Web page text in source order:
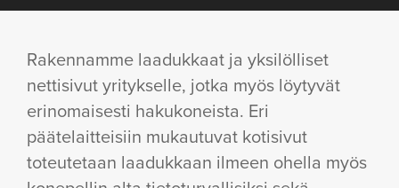
Rakennamme laadukkaat ja yksilölliset
nettisivut yritykselle, jotka myös löytyvät
erinomaisesti hakukoneista. Eri
päätelaitteisiin mukautuvat kotisivut
toteutetaan laadukkaan ilmeen ohella myös